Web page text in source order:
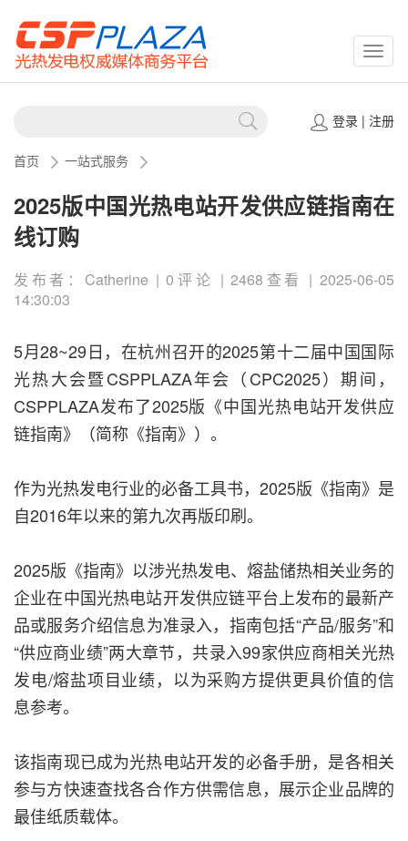
登录| 注册
首页 一站式服务
2025版中国光热电站开发供应链指南在
线订购
发布者：Catherine | 0评论 | 2468查看 | 2025-06-05
14:30:03
5月28~29日，在杭州召开的2025第十二届中国国际
光热大会暨CSPPLAZA年会（CPC2025）期间，
CSPPLAZA发布了2025版《中国光热电站开发供应
链指南》（简称《指南》）。
作为光热发电行业的必备工具书，2025版《指南》是
自2016年以来的第九次再版印刷。
2025版《指南》以涉光热发电、熔盐储热相关业务的
企业在中国光热电站开发供应链平台上发布的最新产
品或服务介绍信息为准录入，指南包括“产品/服务”和
“供应商业绩”两大章节，共录入99家供应商相关光热
发电/熔盐项目业绩，以为采购方提供更具价值的信
息参考。
该指南现已成为光热电站开发的必备手册，是各相关
参与方快速查找各合作方供需信息，展示企业品牌的
最佳纸质载体。